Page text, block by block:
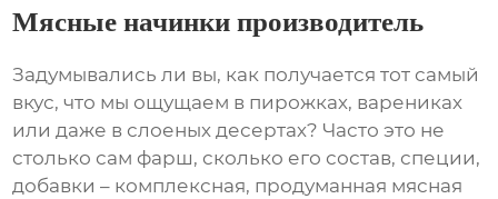
Мясные начинки производитель
Задумывались ли вы, как получается тот самый
вкус, что мы ощущаем в пирожках, варениках
или даже в слоеных десертах? Часто это не
столько сам фарш, сколько его состав, специи,
добавки – комплексная, продуманная мясная